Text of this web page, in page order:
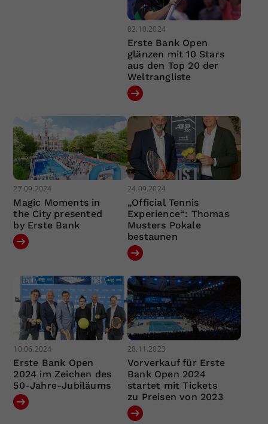
02.10.2024
Erste Bank Open
glänzen mit 10 Stars
aus den Top 20 der
Weltrangliste
27.09.2024
Magic Moments in
the City presented
by Erste Bank
24.09.2024
„Official Tennis
Experience“: Thomas
Musters Pokale
bestaunen
10.06.2024
Erste Bank Open
2024 im Zeichen des
50-Jahre-Jubiläums
28.11.2023
Vorverkauf für Erste
Bank Open 2024
startet mit Tickets
zu Preisen von 2023